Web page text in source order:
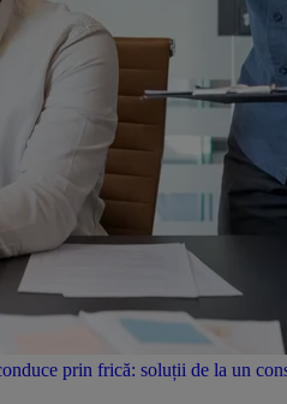
prin frică: soluții de la un